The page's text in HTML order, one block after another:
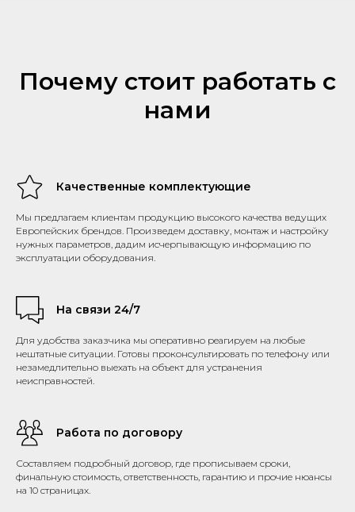
Почему стоит работать с
нами
Качественные комплектующие
Мы предлагаем клиентам продукцию высокого качества ведущих
Европейских брендов. Произведем доставку, монтаж и настройку
нужных параметров, дадим исчерпывающую информацию по
эксплуатации оборудования.
На связи 24/7
Для удобства заказчика мы оперативно реагируем на любые
нештатные ситуации. Готовы проконсультировать по телефону или
незамедлительно выехать на объект для устранения
неисправностей.
Работа по договору
Составляем подробный договор, где прописываем сроки,
финальную стоимость, ответственность, гарантию и прочие нюансы
на 10 страницах.